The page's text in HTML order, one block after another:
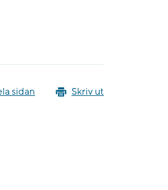
Skriv ut
sidan